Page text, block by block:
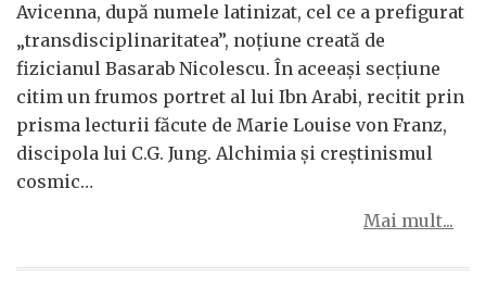
Avicenna, după numele latinizat, cel ce a prefigurat
„transdisciplinaritatea”, noţiune creată de
fizicianul Basarab Nicolescu. În aceeaşi secţiune
citim un frumos portret al lui Ibn Arabi, recitit prin
prisma lecturii făcute de Marie Louise von Franz,
discipola lui C.G. Jung. Alchimia şi creştinismul
cosmic…
Mai mult...